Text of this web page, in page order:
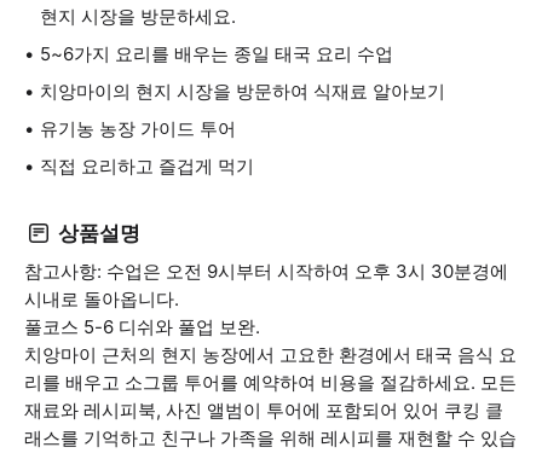
현지 시장을 방문하세요.
5~6가지 요리를 배우는 종일 태국 요리 수업
치앙마이의 현지 시장을 방문하여 식재료 알아보기
유기농 농장 가이드 투어
직접 요리하고 즐겁게 먹기
상품설명
참고사항: 수업은 오전 9시부터 시작하여 오후 3시 30분경에
시내로 돌아옵니다.
풀코스 5-6 디쉬와 풀업 보완.
치앙마이 근처의 현지 농장에서 고요한 환경에서 태국 음식 요
리를 배우고 소그룹 투어를 예약하여 비용을 절감하세요. 모든
재료와 레시피북, 사진 앨범이 투어에 포함되어 있어 쿠킹 클
래스를 기억하고 친구나 가족을 위해 레시피를 재현할 수 있습